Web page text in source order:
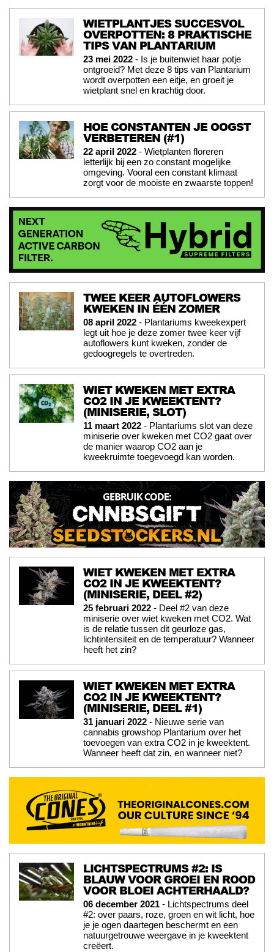
WIETPLANTJES SUCCESVOL
OVERPOTTEN: 8 PRAKTISCHE
TIPS VAN PLANTARIUM
23 mei 2022 - Is je buitenwiet haar potje
ontgroeid? Met deze 8 tips van Plantarium
wordt overpotten een eitje, en groeit je
wietplant snel en krachtig door.
HOE CONSTANTEN JE OOGST
VERBETEREN (#1)
22 april 2022 - Wietplanten floreren
letterlijk bij een zo constant mogelijke
omgeving. Vooral een constant klimaat
zorgt voor de mooiste en zwaarste toppen!
TWEE KEER AUTOFLOWERS
KWEKEN IN ÉÉN ZOMER
08 april 2022 - Plantariums kweekexpert
legt uit hoe je deze zomer twee keer vijf
autoflowers kunt kweken, zonder de
gedoogregels te overtreden.
WIET KWEKEN MET EXTRA
CO2 IN JE KWEEKTENT?
(MINISERIE, SLOT)
11 maart 2022 - Plantariums slot van deze
miniserie over kweken met CO2 gaat over
de manier waarop CO2 aan je
kweekruimte toegevoegd kan worden.
WIET KWEKEN MET EXTRA
CO2 IN JE KWEEKTENT?
(MINISERIE, DEEL #2)
25 februari 2022 - Deel #2 van deze
miniserie over wiet kweken met CO2. Wat
is de relatie tussen dit geurloze gas,
lichtintensiteit en de temperatuur? Wanneer
heeft het zin?
WIET KWEKEN MET EXTRA
CO2 IN JE KWEEKTENT?
(MINISERIE, DEEL #1)
31 januari 2022 - Nieuwe serie van
cannabis growshop Plantarium over het
toevoegen van extra CO2 in je kweektent.
Wanneer heeft dat zin, en wanneer niet?
LICHTSPECTRUMS #2: IS
BLAUW VOOR GROEI EN ROOD
VOOR BLOEI ACHTERHAALD?
06 december 2021 - Lichtspectrums deel
#2: over paars, roze, groen en wit licht, hoe
je je ogen daartegen beschermt en een
natuurgetrouwe weergave in je kweektent
creëert.